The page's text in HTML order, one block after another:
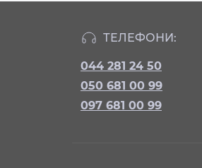
ТЕЛЕФОНИ:
044 281 24 50
050 681 00 99
097 681 00 99